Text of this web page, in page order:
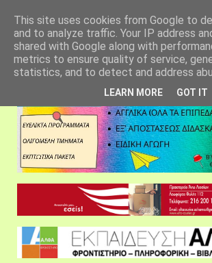
This site uses cookies from Google to
and to analyze traffic. Your IP address
shared with Google along with
metrics to ensure quality of service,
statistics, and to detect and address
LEARN MORE GOT IT